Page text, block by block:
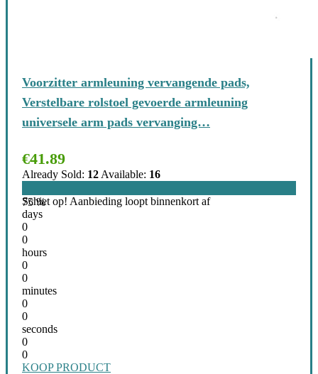
Voorzitter armleuning vervangende pads,
Verstelbare rolstoel gevoerde armleuning
universele arm pads vervanging…
€41.89
Already Sold: 12 Available: 16
75 %
Schiet op! Aanbieding loopt binnenkort af
days
0
0
hours
0
0
minutes
0
0
seconds
0
0
KOOP PRODUCT